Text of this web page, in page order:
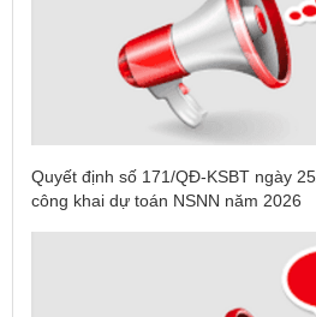
Quyết định số 171/QĐ-KSBT ngày
công khai dự toán NSNN năm 2026